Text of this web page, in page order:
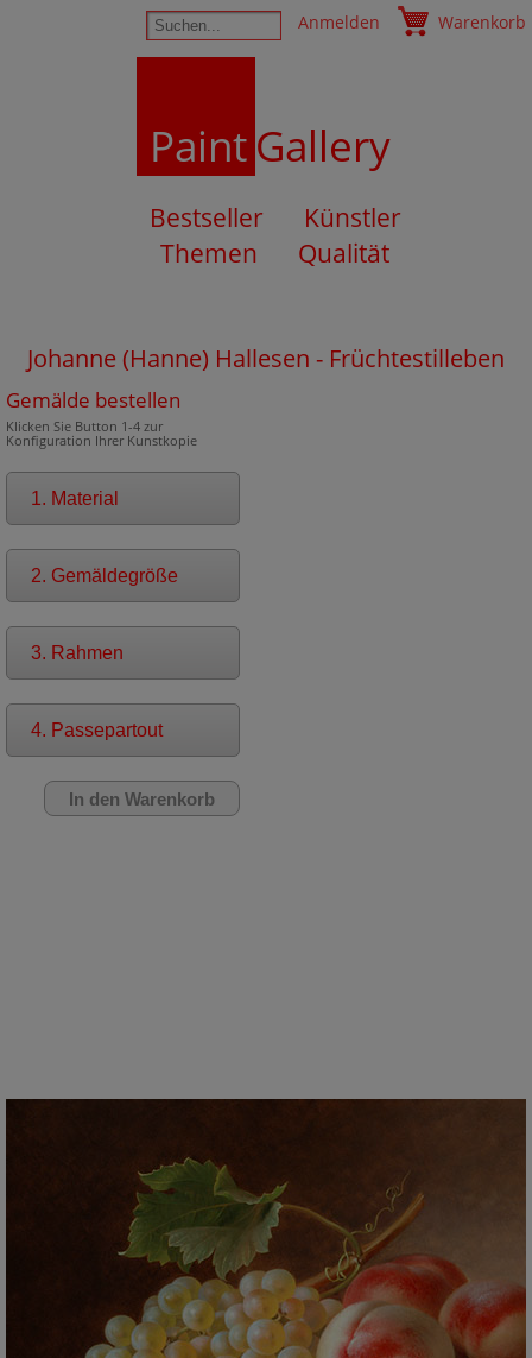
Anmelden Warenkorb
PaintGallery
Bestseller
Künstler
Themen
Qualität
Johanne (Hanne) Hallesen - Früchtestilleben
Gemälde bestellen
Klicken Sie Button 1-4 zur
Konfiguration Ihrer Kunstkopie
1. Material
2. Gemäldegröße
3. Rahmen
4. Passepartout